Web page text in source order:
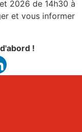
2026 de 14h30 à
et vous informer
!